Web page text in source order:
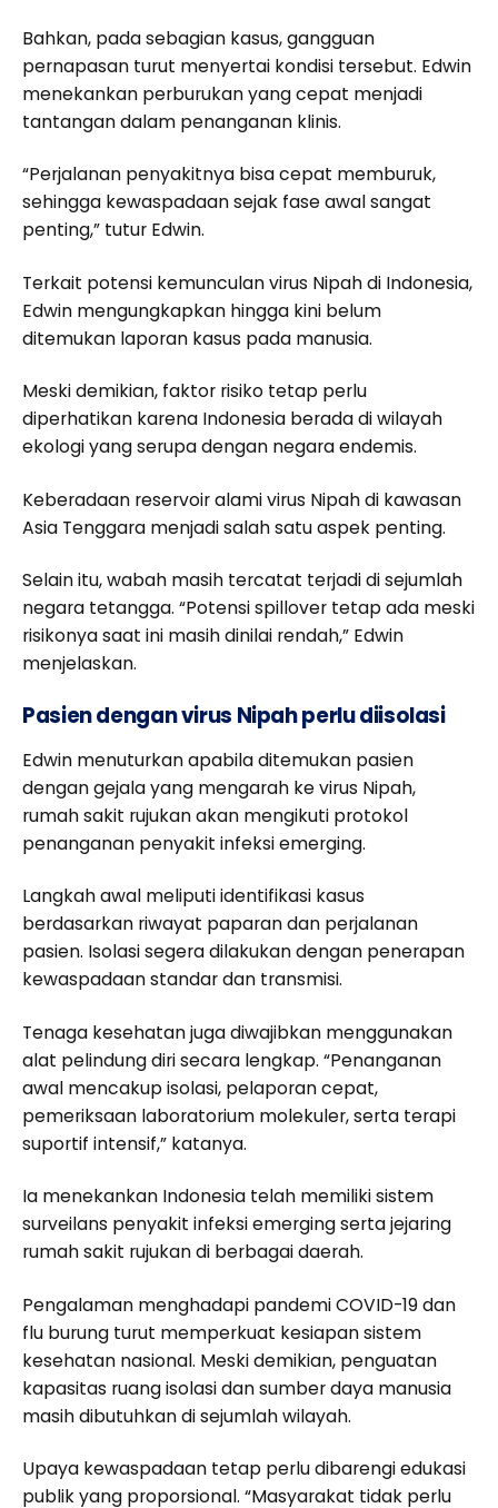
Bahkan, pada sebagian kasus, gangguan
pernapasan turut menyertai kondisi tersebut. Edwin
menekankan perburukan yang cepat menjadi
tantangan dalam penanganan klinis.
“Perjalanan penyakitnya bisa cepat memburuk,
sehingga kewaspadaan sejak fase awal sangat
penting,” tutur Edwin.
Terkait potensi kemunculan virus Nipah di Indonesia,
Edwin mengungkapkan hingga kini belum
ditemukan laporan kasus pada manusia.
Meski demikian, faktor risiko tetap perlu
diperhatikan karena Indonesia berada di wilayah
ekologi yang serupa dengan negara endemis.
Keberadaan reservoir alami virus Nipah di kawasan
Asia Tenggara menjadi salah satu aspek penting.
Selain itu, wabah masih tercatat terjadi di sejumlah
negara tetangga. “Potensi spillover tetap ada meski
risikonya saat ini masih dinilai rendah,” Edwin
menjelaskan.
Pasien dengan virus Nipah perlu diisolasi
Edwin menuturkan apabila ditemukan pasien
dengan gejala yang mengarah ke virus Nipah,
rumah sakit rujukan akan mengikuti protokol
penanganan penyakit infeksi emerging.
Langkah awal meliputi identifikasi kasus
berdasarkan riwayat paparan dan perjalanan
pasien. Isolasi segera dilakukan dengan penerapan
kewaspadaan standar dan transmisi.
Tenaga kesehatan juga diwajibkan menggunakan
alat pelindung diri secara lengkap. “Penanganan
awal mencakup isolasi, pelaporan cepat,
pemeriksaan laboratorium molekuler, serta terapi
suportif intensif,” katanya.
Ia menekankan Indonesia telah memiliki sistem
surveilans penyakit infeksi emerging serta jejaring
rumah sakit rujukan di berbagai daerah.
Pengalaman menghadapi pandemi COVID-19 dan
flu burung turut memperkuat kesiapan sistem
kesehatan nasional. Meski demikian, penguatan
kapasitas ruang isolasi dan sumber daya manusia
masih dibutuhkan di sejumlah wilayah.
Upaya kewaspadaan tetap perlu dibarengi edukasi
publik yang proporsional. “Masyarakat tidak perlu